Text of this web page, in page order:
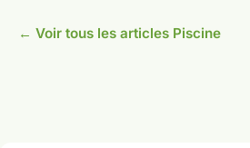
← Voir tous les articles Piscine